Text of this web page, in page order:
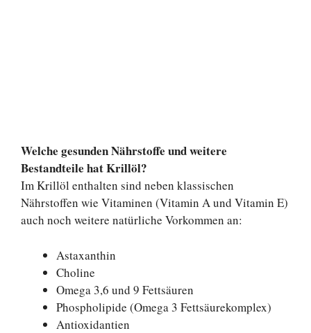
Welche gesunden Nährstoffe und weitere
Bestandteile hat Krillöl?
Im Krillöl enthalten sind neben klassischen
Nährstoffen wie Vitaminen (Vitamin A und Vitamin E)
auch noch weitere natürliche Vorkommen an:
Astaxanthin
Choline
Omega 3,6 und 9 Fettsäuren
Phospholipide (Omega 3 Fettsäurekomplex)
Antioxidantien